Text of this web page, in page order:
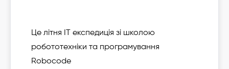
Це літня ІТ експедиція зі школою
робототехніки та програмування
Robocode